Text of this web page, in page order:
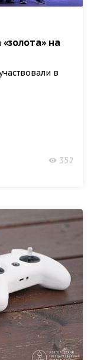
на
в
352